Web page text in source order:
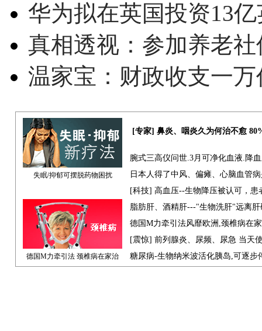
华为拟在英国投资13
真相透视：参加养老
温家宝：财政收支一
失眠/抑郁可摆脱药物困扰
[专家] 鼻炎、咽炎久为何治不愈
腕式三高仪问世.3月可净化血液.降
日本人得了中风、偏瘫、心脑血管
[科技] 高血压--生物降压被认可，患
德国M力牵引法 颈椎病在家治
脂肪肝、酒精肝---"生物洗肝"远离肝
德国M力牵引法风靡欧洲,颈椎病在
[震惊] 前列腺炎、尿频、尿急 当天
糖尿病-生物纳米波活化胰岛,可逐步